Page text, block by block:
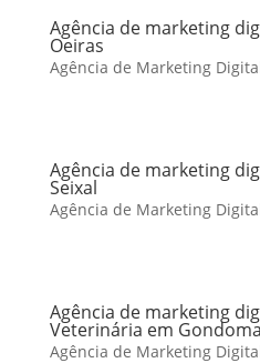
Agência de marketing
Oeiras
Agência de Marketing
Agência de marketing
Seixal
Agência de Marketing
Agência de marketing
Veterinária em
Agência de Marketing